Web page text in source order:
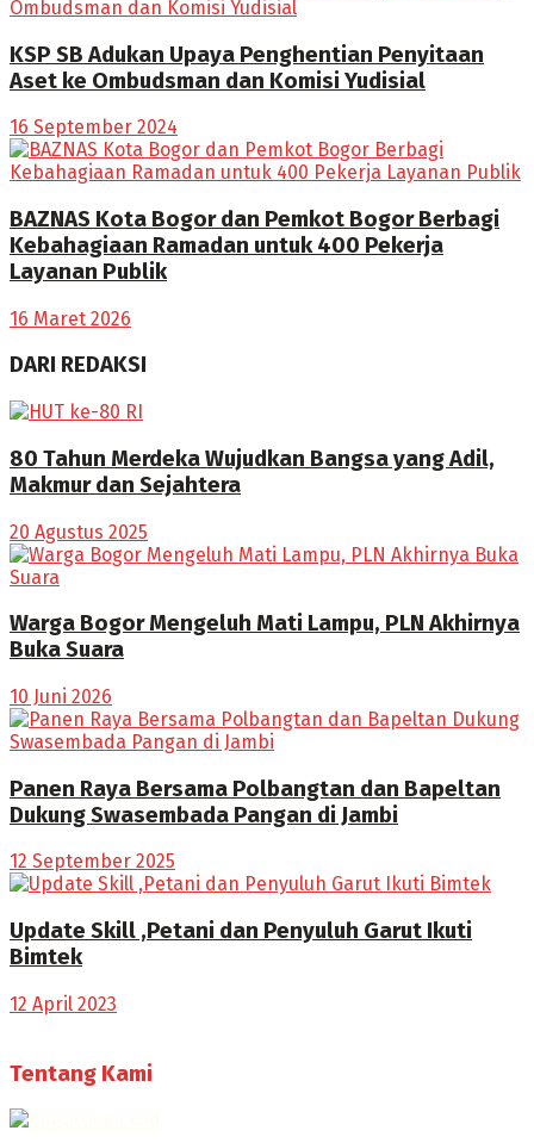
KSP SB Adukan Upaya Penghentian Penyitaan
Aset ke Ombudsman dan Komisi Yudisial
16 September 2024
BAZNAS Kota Bogor dan Pemkot Bogor Berbagi
Kebahagiaan Ramadan untuk 400 Pekerja
Layanan Publik
16 Maret 2026
DARI REDAKSI
80 Tahun Merdeka Wujudkan Bangsa yang Adil,
Makmur dan Sejahtera
20 Agustus 2025
Warga Bogor Mengeluh Mati Lampu, PLN Akhirnya
Buka Suara
10 Juni 2026
Panen Raya Bersama Polbangtan dan Bapeltan
Dukung Swasembada Pangan di Jambi
12 September 2025
Update Skill ,Petani dan Penyuluh Garut Ikuti
Bimtek
12 April 2023
Tentang Kami